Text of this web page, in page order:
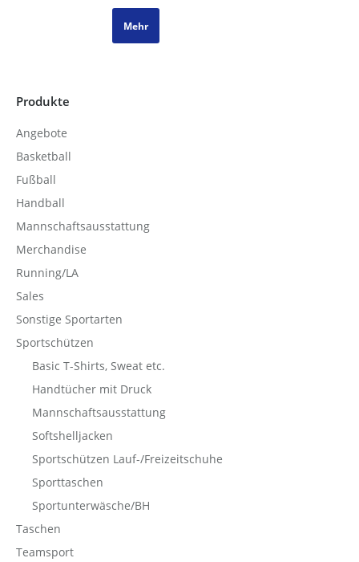
Mehr
Produkte
Angebote
Basketball
Fußball
Handball
Mannschaftsausstattung
Merchandise
Running/LA
Sales
Sonstige Sportarten
Sportschützen
Basic T-Shirts, Sweat etc.
Handtücher mit Druck
Mannschaftsausstattung
Softshelljacken
Sportschützen Lauf-/Freizeitschuhe
Sporttaschen
Sportunterwäsche/BH
Taschen
Teamsport